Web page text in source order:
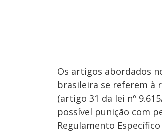
Os artigos abordados
brasileira se referem à
(artigo 31 da lei nº
possível punição com
Regulamento